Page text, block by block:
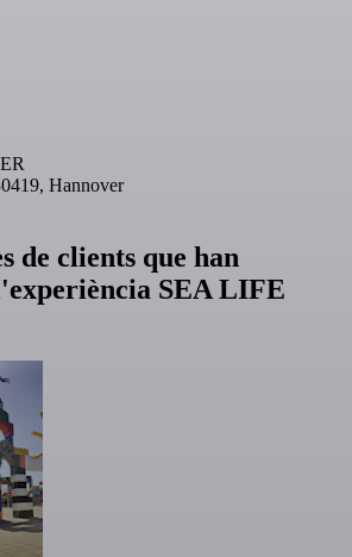
Hannover
de clients que han
SEA LIFE